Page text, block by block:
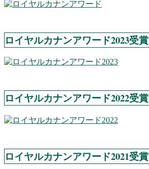
ロイヤルカナンアワード2023受賞
ロイヤルカナンアワード2022受賞
ロイヤルカナンアワード2021受賞